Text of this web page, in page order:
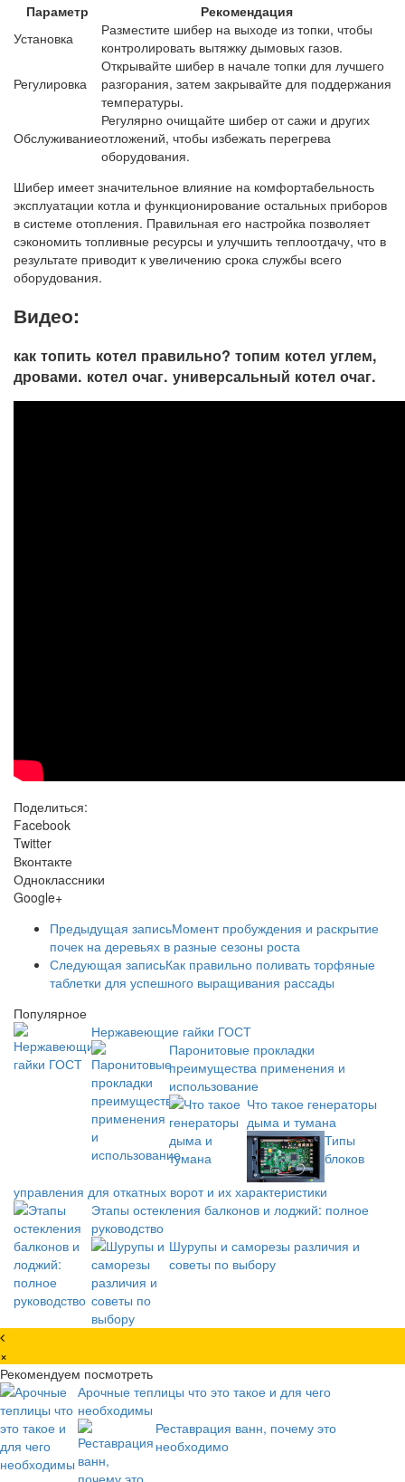
Параметр
Рекомендация
Установка
Разместите шибер на выходе из топки, чтобы
контролировать вытяжку дымовых газов.
Регулировка
Открывайте шибер в начале топки для лучшего
разгорания, затем закрывайте для поддержания
температуры.
Обслуживание
Регулярно очищайте шибер от сажи и других
отложений, чтобы избежать перегрева
оборудования.
Шибер имеет значительное влияние на комфортабельность
эксплуатации котла и функционирование остальных приборов
в системе отопления. Правильная его настройка позволяет
сэкономить топливные ресурсы и улучшить теплоотдачу, что в
результате приводит к увеличению срока службы всего
оборудования.
Видео:
как топить котел правильно? топим котел углем,
дровами. котел очаг. универсальный котел очаг.
Поделиться:
Facebook
Twitter
Вконтакте
Одноклассники
Google+
Предыдущая записьМомент пробуждения и раскрытие
почек на деревьях в разные сезоны роста
Следующая записьКак правильно поливать торфяные
таблетки для успешного выращивания рассады
Популярное
Нержавеющие гайки ГОСТ
Паронитовые прокладки
преимущества применения и
использование
Что такое генераторы
дыма и тумана
Типы
блоков
управления для откатных ворот и их характеристики
Этапы остекления балконов и лоджий: полное
руководство
Шурупы и саморезы различия и
советы по выбору
×
Рекомендуем посмотреть
Арочные теплицы что это такое и для чего
необходимы
Реставрация ванн, почему это
необходимо